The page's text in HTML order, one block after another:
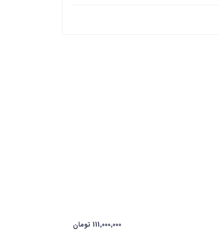
111٬000٬000 تومان